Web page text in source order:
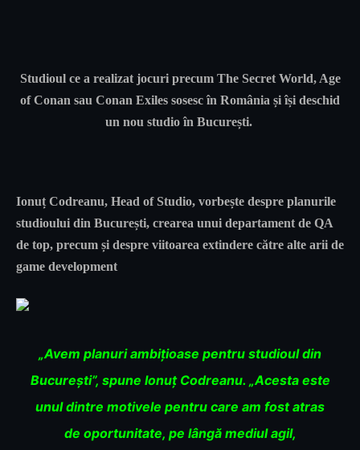
Studioul ce a realizat jocuri precum The Secret World, Age
of Conan sau Conan Exiles sosesc în România și își deschid
un nou studio în București.
Ionuț Codreanu, Head of Studio, vorbește despre planurile
studioului din București, crearea unui departament de QA
de top, precum și despre viitoarea extindere către alte arii de
game development
„Avem planuri ambițioase pentru studioul din
București”, spune Ionuț Codreanu. „Acesta este
unul dintre motivele pentru care am fost atras
de oportunitate, pe lângă mediul agil,